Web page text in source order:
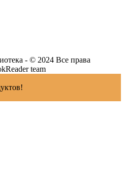
- © 2024 Все права
team